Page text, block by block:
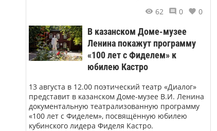
62
0 0
В казанском Доме-музее
Ленина покажут программу
«100 лет с Фиделем» к
юбилею Кастро
13 августа в 12.00 поэтический театр «Диалог»
представит в казанском Доме-музее В.И. Ленина
документальную театрализованную программу
«100 лет с Фиделем», посвящённую юбилею
кубинского лидера Фиделя Кастро.